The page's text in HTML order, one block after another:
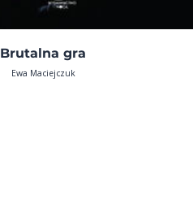
Brutalna gra
Ewa Maciejczuk